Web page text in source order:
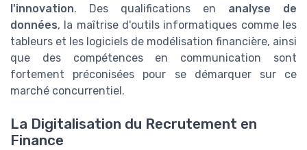
l'innovation. Des qualifications en analyse de
données, la maîtrise d'outils informatiques comme les
tableurs et les logiciels de modélisation financière, ainsi
que des compétences en communication sont
fortement préconisées pour se démarquer sur ce
marché concurrentiel.
La Digitalisation du Recrutement en
Finance